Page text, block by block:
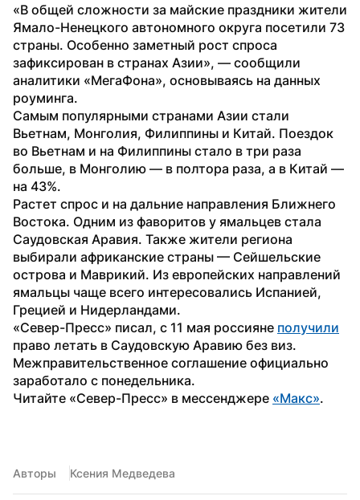
«В общей сложности за майские праздники жители
Ямало-Ненецкого автономного округа посетили 73
страны. Особенно заметный рост спроса
зафиксирован в странах Азии», — сообщили
аналитики «МегаФона», основываясь на данных
роуминга.
Самым популярными странами Азии стали
Вьетнам, Монголия, Филиппины и Китай. Поездок
во Вьетнам и на Филиппины стало в три раза
больше, в Монголию — в полтора раза, а в Китай —
на 43%.
Растет спрос и на дальние направления Ближнего
Востока. Одним из фаворитов у ямальцев стала
Саудовская Аравия. Также жители региона
выбирали африканские страны — Сейшельские
острова и Маврикий. Из европейских направлений
ямальцы чаще всего интересовались Испанией,
Грецией и Нидерландами.
«Север-Пресс» писал, с 11 мая россияне получили
право летать в Саудовскую Аравию без виз.
Межправительственное соглашение официально
заработало с понедельника.
Читайте «Север-Пресс» в мессенджере «Макс».
Авторы Ксения Медведева